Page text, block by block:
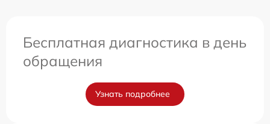
Бесплатная диагностика в день
обращения
Узнать подробнее